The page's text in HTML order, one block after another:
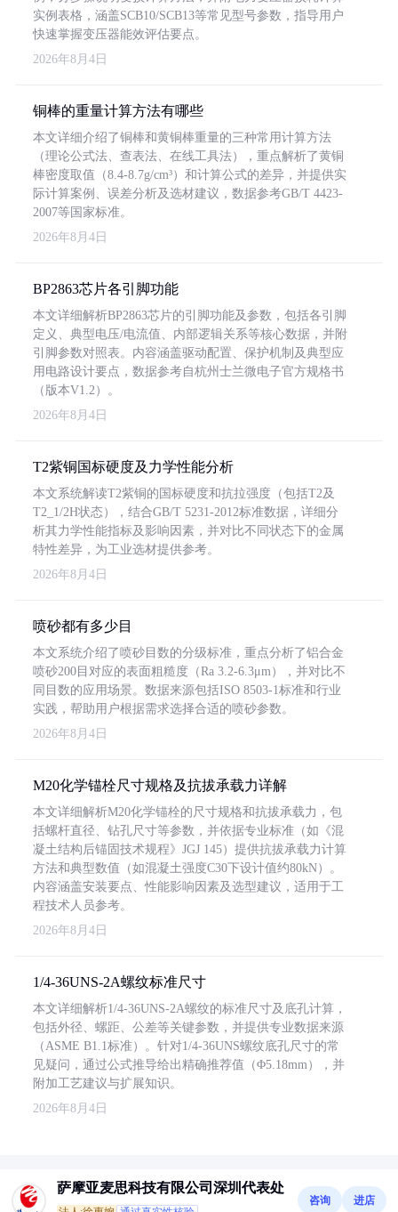
实例表格，涵盖SCB10/SCB13等常见型号参数，指导用户
快速掌握变压器能效评估要点。
2026年8月4日
铜棒的重量计算方法有哪些
本文详细介绍了铜棒和黄铜棒重量的三种常用计算方法
（理论公式法、查表法、在线工具法），重点解析了黄铜
棒密度取值（8.4-8.7g/cm³）和计算公式的差异，并提供实
际计算案例、误差分析及选材建议，数据参考GB/T 4423-
2007等国家标准。
2026年8月4日
BP2863芯片各引脚功能
本文详细解析BP2863芯片的引脚功能及参数，包括各引脚
定义、典型电压/电流值、内部逻辑关系等核心数据，并附
引脚参数对照表。内容涵盖驱动配置、保护机制及典型应
用电路设计要点，数据参考自杭州士兰微电子官方规格书
（版本V1.2）。
2026年8月4日
T2紫铜国标硬度及力学性能分析
本文系统解读T2紫铜的国标硬度和抗拉强度（包括T2及
T2_1/2H状态），结合GB/T 5231-2012标准数据，详细分
析其力学性能指标及影响因素，并对比不同状态下的金属
特性差异，为工业选材提供参考。
2026年8月4日
喷砂都有多少目
本文系统介绍了喷砂目数的分级标准，重点分析了铝合金
喷砂200目对应的表面粗糙度（Ra 3.2-6.3μm），并对比不
同目数的应用场景。数据来源包括ISO 8503-1标准和行业
实践，帮助用户根据需求选择合适的喷砂参数。
2026年8月4日
M20化学锚栓尺寸规格及抗拔承载力详解
本文详细解析M20化学锚栓的尺寸规格和抗拔承载力，包
括螺杆直径、钻孔尺寸等参数，并依据专业标准（如《混
凝土结构后锚固技术规程》JGJ 145）提供抗拔承载力计算
方法和典型数值（如混凝土强度C30下设计值约80kN）。
内容涵盖安装要点、性能影响因素及选型建议，适用于工
程技术人员参考。
2026年8月4日
1/4-36UNS-2A螺纹标准尺寸
本文详细解析1/4-36UNS-2A螺纹的标准尺寸及底孔计算，
包括外径、螺距、公差等关键参数，并提供专业数据来源
（ASME B1.1标准）。针对1/4-36UNS螺纹底孔尺寸的常
见疑问，通过公式推导给出精确推荐值（Φ5.18mm），并
附加工艺建议与扩展知识。
2026年8月4日
萨摩亚麦思科技有限公司深圳代表处
咨询 进店